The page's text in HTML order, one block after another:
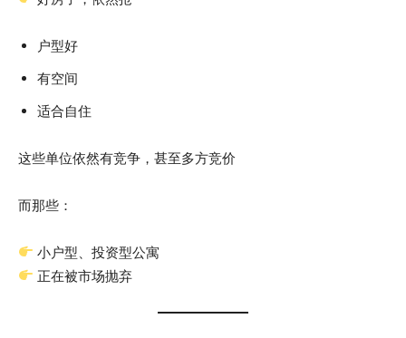
户型好
有空间
适合自住
这些单位依然有竞争，甚至多方竞价
而那些：
小户型、投资型公寓
正在被市场抛弃